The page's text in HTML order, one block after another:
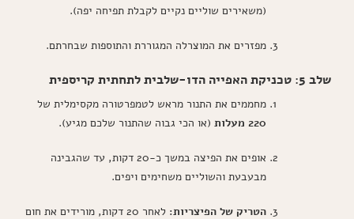
(משאירים שוליים נקיים לקבלת תפיחה יפה).
מפזרים את המוצרלה המגוררת והתוספות שבחרתם.
שלב 5: טכניקת האפייה הדו-שלבית לתחתית קריספית
מחממים את התנור מראש לטמפרטורה מקסימלית של
220 מעלות
(או הכי גבוה שהתנור שלכם מגיע).
אופים את הפיצה במשך כ-20 דקות, עד שהגבינה
מבעבעת והשוליים משחימים ויפים.
הטריק של הפיצריות:
לאחר 20 דקות, מורידים את חום